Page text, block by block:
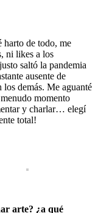
harto de todo, me
ni likes a los
saltó la pandemia
ausente de
los demás. Me aguanté
momento
y charlar… elegí
total!
arte? ¿a qué